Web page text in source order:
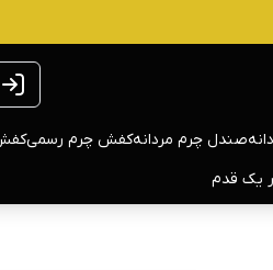
صندل چرم مردانهکفش چرم رسمی
یک قدم